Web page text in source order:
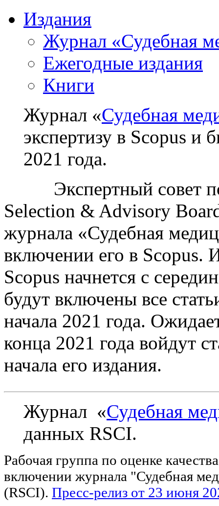
Издания
Журнал «Судебная
Ежегодные издания
Книги
Журнал «Судебная
экспертизу в Scopus и
2021 года.
Экспертный совет
Selection & Advisory
журнала «Судебная
включении его в Scopus.
Scopus начнется с
будут включены все
начала 2021 года.
конца 2021 года войдут
начала его издания.
Журнал «Судебная
данных RSCI.
Рабочая группа по оценке
включении журнала "Судебная
(RSCI). Пресс-релиз от 23 июня